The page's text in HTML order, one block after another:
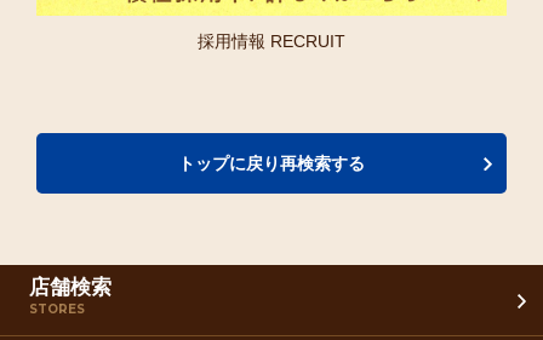
採用情報 RECRUIT
トップに戻り再検索する
店舗検索
STORES